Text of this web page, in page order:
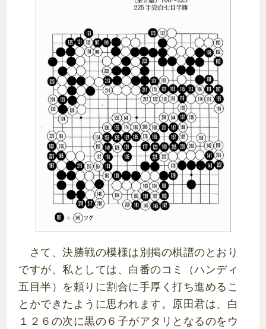
さて、決勝戦の模様は別掲の棋譜のとおり
ですが、私としては、白番のコミ（ハンディ
五目半）を頼りに割合に手厚く打ち進めるこ
とかできたように思われます。原田君は、白
１２６の次に黒の６子がアタリとなるのをウ